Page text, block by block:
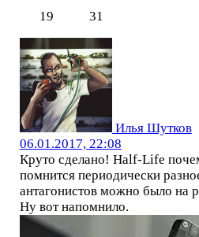
19
31
Илья Шутков
06.01.2017, 22:08
Круто сделано! Half-Life
помнится периодически
антагонистов можно было на
Ну вот напомнило.